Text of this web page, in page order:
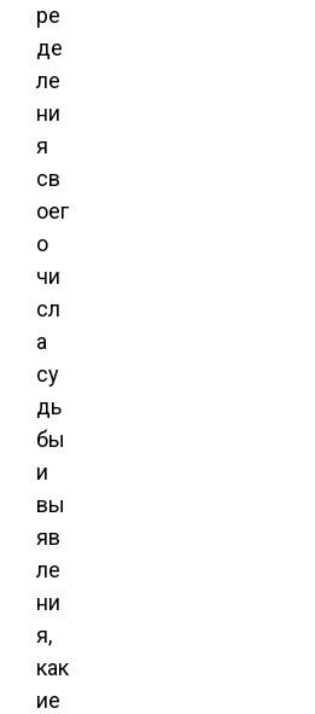
ре
де
ле
ни
я
св
оег
о
чи
сл
а
су
дь
бы
и
вы
яв
ле
ни
я,
как
ие